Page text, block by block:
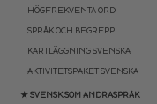
HÖGFREKVENTA ORD
SPRÅK OCH BEGREPP
KARTLÄGGNING SVENSKA
AKTIVITETSPAKET SVENSKA
★ SVENSK SOM ANDRASPRÅK